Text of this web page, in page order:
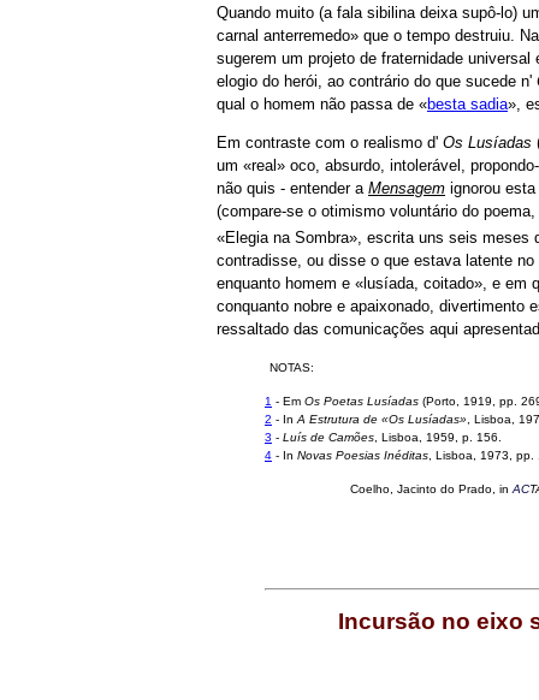
Quando muito (a fala sibilina deixa supô-lo)
carnal anterremedo» que o tempo destruiu.
sugerem um projeto de fraternidade
elogio do herói, ao contrário do que sucede n'
qual o homem não passa de «besta sadia»,
Em contraste com o realismo d' Os Lusíadas
um «real» oco, absurdo, intolerável,
não quis - entender a Mensagem ignorou
(compare-se o otimismo voluntário do
«Elegia na Sombra», escrita uns seis meses
contradisse, ou disse o que estava latente
enquanto homem e «lusíada, coitado», e
conquanto nobre e apaixonado,
ressaltado das comunicações aqui
NOTAS:
1 - Em Os Poetas Lusíadas (Porto, 1919, pp.
2 - In A Estrutura de «Os Lusíadas» , Lisboa,
3 - Luís de Camões , Lisboa, 1959, p. 156.
4 - In Novas Poesias Inéditas , Lisboa, 1973,
Coelho , Jacinto do Prado, in AC
Incursão no eixo